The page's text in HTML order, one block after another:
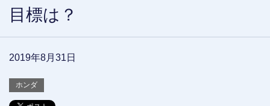
目標は？
2019年8月31日
ホンダ